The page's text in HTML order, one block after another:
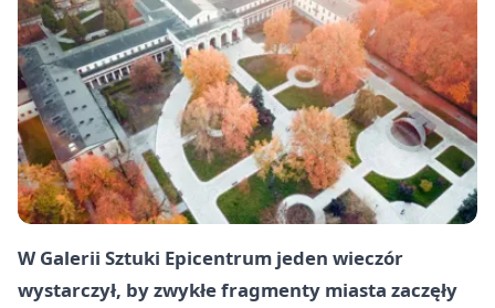
W Galerii Sztuki Epicentrum jeden wieczór
wystarczył, by zwykłe fragmenty miasta zaczęły